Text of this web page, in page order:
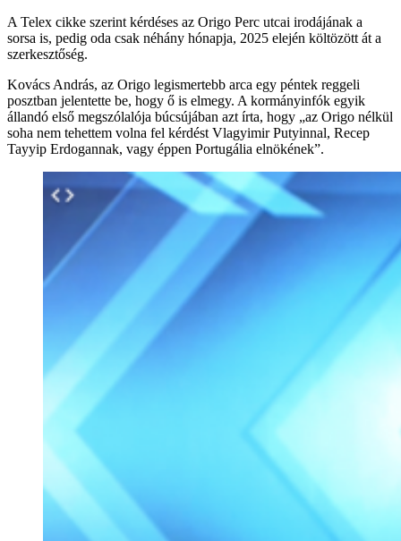
A Telex cikke szerint kérdéses az Origo Perc utcai irodájának a
sorsa is, pedig oda csak néhány hónapja, 2025 elején költözött át a
szerkesztőség.
Kovács András, az Origo legismertebb arca egy péntek reggeli
posztban jelentette be, hogy ő is elmegy. A kormányinfók egyik
állandó első megszólalója búcsújában azt írta, hogy „az Origo nélkül
soha nem tehettem volna fel kérdést Vlagyimir Putyinnal, Recep
Tayyip Erdogannak, vagy éppen Portugália elnökének”.